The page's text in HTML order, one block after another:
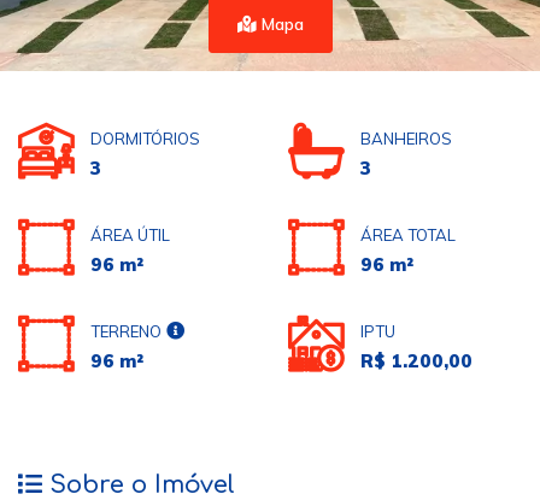
Mapa
DORMITÓRIOS
3
BANHEIROS
3
ÁREA ÚTIL
96 m²
ÁREA TOTAL
96 m²
TERRENO
96 m²
IPTU
R$ 1.200,00
Sobre o Imóvel